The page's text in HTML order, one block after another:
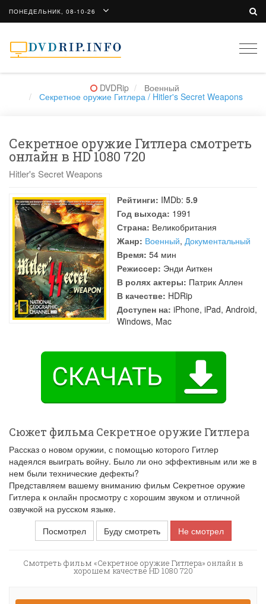
ПОНЕДЕЛЬНИК, 08-10-26
DVDRip Военный
Секретное оружие Гитлера / Hitler's Secret Weapons
Секретное оружие Гитлера смотреть
онлайн в HD 1080 720
Hitler's Secret Weapons
Рейтинги: IMDb: 5.9
Год выхода: 1991
Страна: Великобритания
Жанр: Военный, Документальный
Время: 54 мин
Режиссер: Энди Аиткен
В ролях актеры: Патрик Аллен
В качестве: HDRip
Доступен на: iPhone, iPad, Android,
Windows, Mac
Сюжет фильма Секретное оружие Гитлера
Рассказ о новом оружии, с помощью которого Гитлер
надеялся выиграть войну. Было ли оно эффективным или же в
нем были технические дефекты?
Представляем вашему вниманию фильм Секретное оружие
Гитлера к онлайн просмотру с хорошим звуком и отличной
озвучкой на русском языке.
Посмотрел
Буду смотреть Не смотрел
Смотреть фильм «Секретное оружие Гитлера» онлайн в
хорошем качестве HD 1080 720